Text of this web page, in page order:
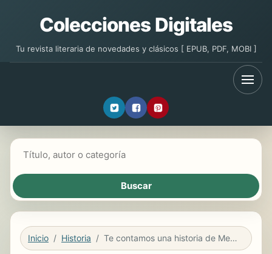
Colecciones Digitales
Tu revista literaria de novedades y clásicos [ EPUB, PDF, MOBI ]
Inicio Historia Te contamos una historia de Mendoza